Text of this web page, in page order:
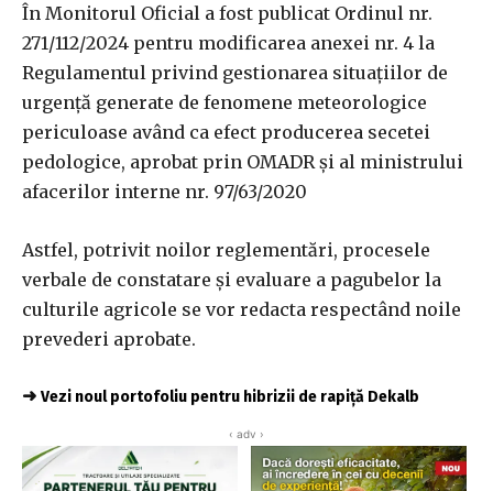
În Monitorul Oficial a fost publicat Ordinul nr.
271/112/2024 pentru modificarea anexei nr. 4 la
Regulamentul privind gestionarea situațiilor de
urgență generate de fenomene meteorologice
periculoase având ca efect producerea secetei
pedologice, aprobat prin OMADR şi al ministrului
afacerilor interne nr. 97/63/2020
Astfel, potrivit noilor reglementări, procesele
verbale de constatare și evaluare a pagubelor la
culturile agricole se vor redacta respectând noile
prevederi aprobate.
➜ Vezi noul portofoliu pentru hibrizii de rapiță Dekalb
‹ adv ›